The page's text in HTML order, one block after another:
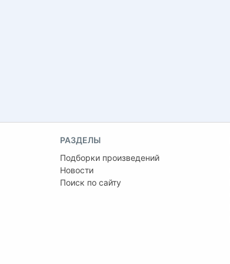
РАЗДЕЛЫ
Подборки произведений
Новости
Поиск по сайту